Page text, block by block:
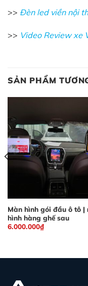
>> Đèn led viền nội
>> Video Review xe
SẢN PHẨM
Màn hình gói đầu ô tô |
hình hàng ghế sau
6.000.000₫